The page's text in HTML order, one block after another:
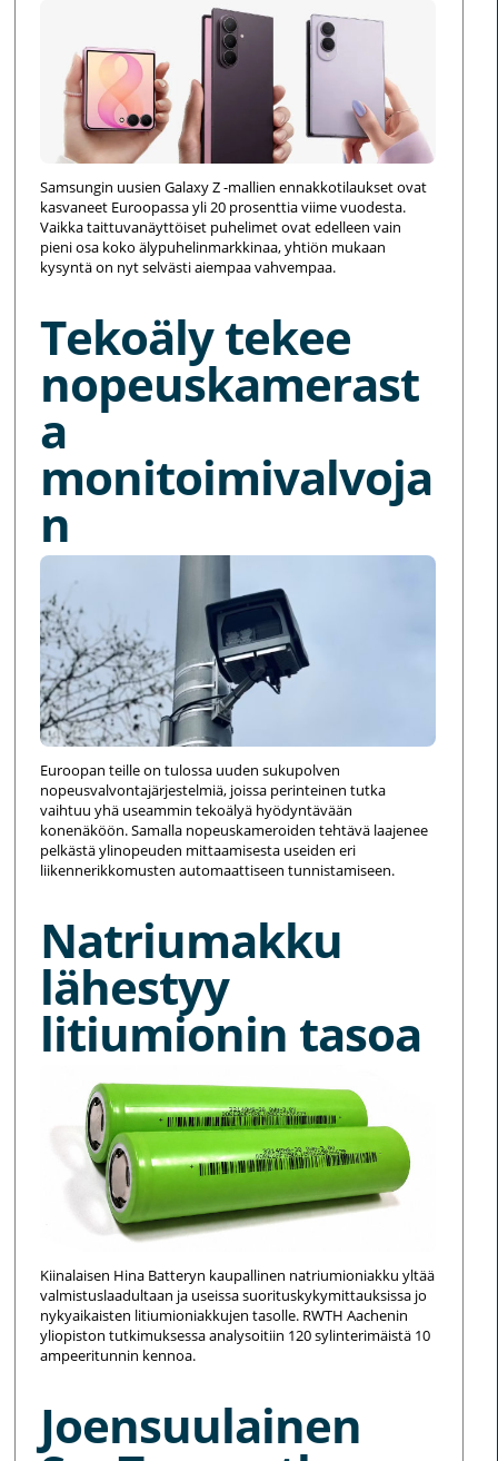
Samsungin uusien Galaxy Z -mallien ennakkotilaukset ovat
kasvaneet Euroopassa yli 20 prosenttia viime vuodesta.
Vaikka taittuvanäyttöiset puhelimet ovat edelleen vain
pieni osa koko älypuhelinmarkkinaa, yhtiön mukaan
kysyntä on nyt selvästi aiempaa vahvempaa.
Tekoäly tekee
nopeuskamerast
a
monitoimivalvoja
n
Euroopan teille on tulossa uuden sukupolven
nopeusvalvontajärjestelmiä, joissa perinteinen tutka
vaihtuu yhä useammin tekoälyä hyödyntävään
konenäköön. Samalla nopeuskameroiden tehtävä laajenee
pelkästä ylinopeuden mittaamisesta useiden eri
liikennerikkomusten automaattiseen tunnistamiseen.
Natriumakku
lähestyy
litiumionin tasoa
Kiinalaisen Hina Batteryn kaupallinen natriumioniakku yltää
valmistuslaadultaan ja useissa suorituskykymittauksissa jo
nykyaikaisten litiumioniakkujen tasolle. RWTH Aachenin
yliopiston tutkimuksessa analysoitiin 120 sylinterimäistä 10
ampeeritunnin kennoa.
Joensuulainen